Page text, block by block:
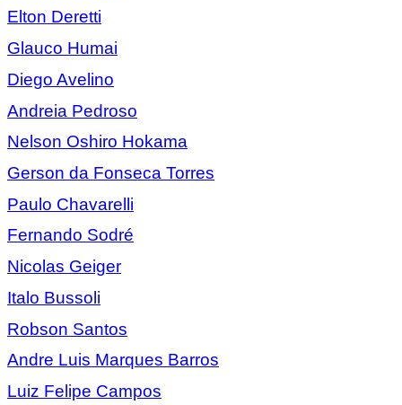
Elton Deretti
Glauco Humai
Diego Avelino
Andreia Pedroso
Nelson Oshiro Hokama
Gerson da Fonseca Torres
Paulo Chavarelli
Fernando Sodré
Nicolas Geiger
Italo Bussoli
Robson Santos
Andre Luis Marques Barros
Luiz Felipe Campos